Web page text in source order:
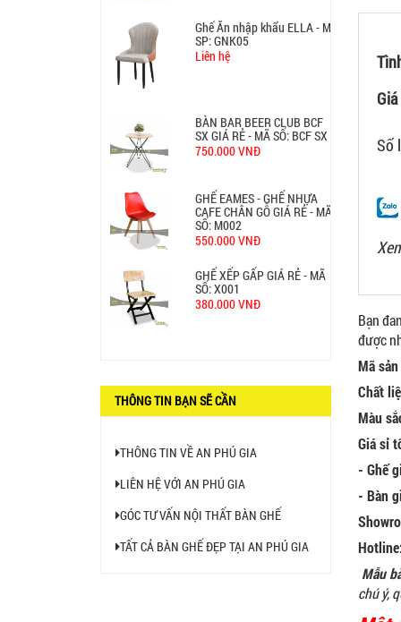
Số
Bạn
được
Mã
Chất
Màu
Giá sỉ
- Ghế
- Bàn
Mẫu
chú ý,
Liên hệ
750.000 VNĐ
GHẾ EAMES - GHẾ NHỰA
SỐ: M002
550.000 VNĐ
GHẾ XẾP GẤP GIÁ RẺ - MÃ
SỐ: X001
380.000 VNĐ
BÀN CAFE BCF01 GIÁ RẺ -
THÔNG TIN BẠN SẼ CẦN
THÔNG TIN VỀ AN PHÚ GIA
LIÊN HỆ VỚI AN PHÚ GIA
GÓC TƯ VẤN NỘI THẤT BÀN GHẾ
TẤT CẢ BÀN GHẾ ĐẸP TẠI AN PHÚ GIA